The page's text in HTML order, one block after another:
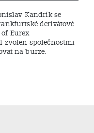
Kandrík se
derivátové
Eurex
zvolen společnostmi
na burze.